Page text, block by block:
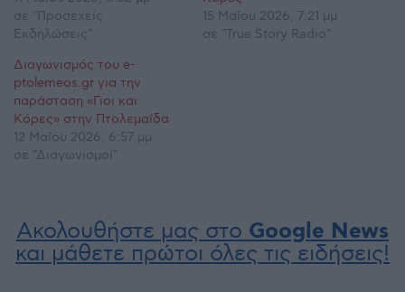
σε "Προσεχείς
Εκδηλώσεις"
15 Μαΐου 2026, 7:21 μμ
σε "True Story Radio"
Διαγωνισμός του e-
ptolemeos.gr για την
παράσταση «Γιοι και
Κόρες» στην Πτολεμαΐδα
12 Μαΐου 2026, 6:57 μμ
σε "Διαγωνισμοί"
Ακολουθήστε μας στο Google News
και μάθετε πρώτοι όλες τις ειδήσεις!